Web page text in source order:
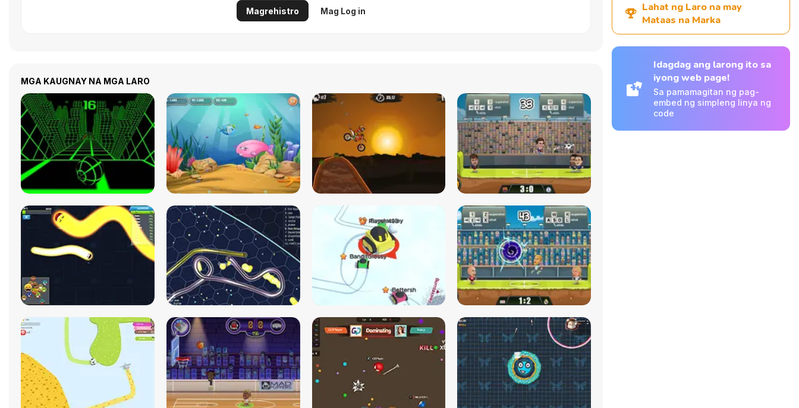
Magrehistro Mag Log in
MGA KAUGNAY NA MGA LARO
Lahat ng Laro na may
Mataas na Marka
Idagdag ang larong ito sa
iyong web page!
Sa pamamagitan ng pag-
embed ng simpleng linya ng
code